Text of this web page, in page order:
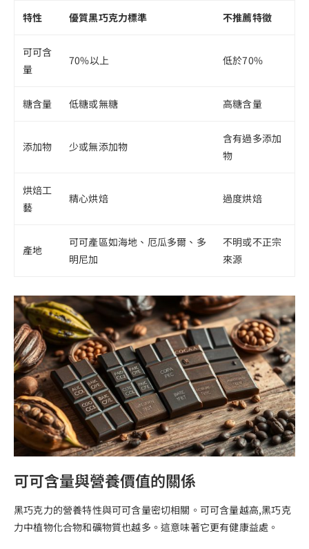
特性 優質黑巧克力標準 不推薦特徵
可可含
量
70%以上 低於70%
糖含量 低糖或無糖 高糖含量
添加物 少或無添加物
含有過多添加
物
烘焙工
藝
精心烘焙 過度烘焙
產地
可可產區如海地、厄瓜多爾、多
明尼加
不明或不正宗
來源
可可含量與營養價值的關係
黑巧克力的營養特性與可可含量密切相關。可可含量越高,黑巧克
力中植物化合物和礦物質也越多。這意味著它更有健康益處。